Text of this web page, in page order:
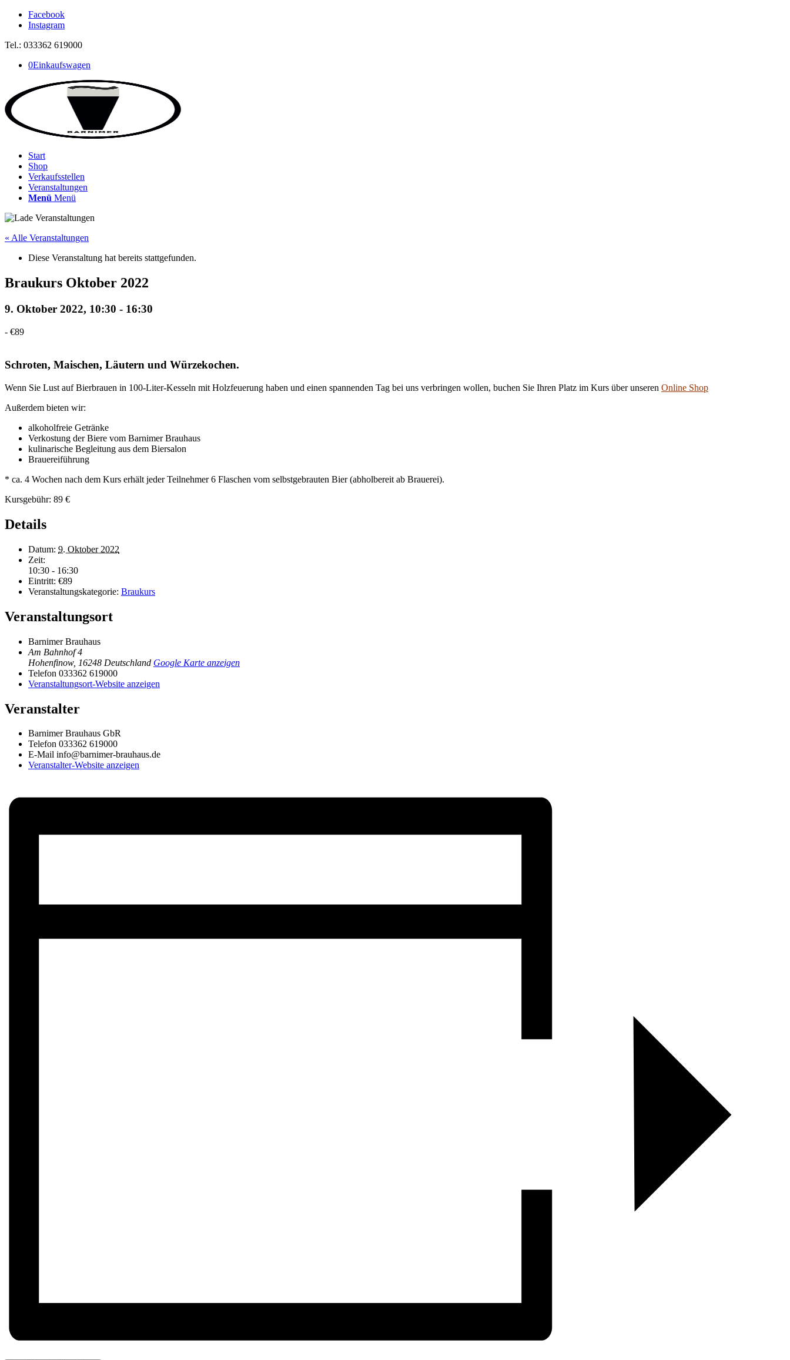
Facebook
Instagram
Tel.: 033362 619000
0Einkaufswagen
Start
Shop
Verkaufsstellen
Veranstaltungen
Menü Menü
« Alle Veranstaltungen
Diese Veranstaltung hat bereits stattgefunden.
Braukurs Oktober 2022
9. Oktober 2022, 10:30 - 16:30
- €89
Schroten, Maischen, Läutern und Würzekochen.
Wenn Sie Lust auf Bierbrauen in 100-Liter-Kesseln mit Holzfeuerung haben und einen spannenden Tag bei uns verbringen wollen, buchen Sie Ihren Platz im Kurs über unseren Online Shop
Außerdem bieten wir:
alkoholfreie Getränke
Verkostung der Biere vom Barnimer Brauhaus
kulinarische Begleitung aus dem Biersalon
Brauereiführung
* ca. 4 Wochen nach dem Kurs erhält jeder Teilnehmer 6 Flaschen vom selbstgebrauten Bier (abholbereit ab Brauerei).
Kursgebühr: 89 €
Details
Datum: 9. Oktober 2022
Zeit:
10:30 - 16:30
Eintritt: €89
Veranstaltungskategorie: Braukurs
Veranstaltungsort
Barnimer Brauhaus
Am Bahnhof 4
Hohenfinow, 16248 Deutschland Google Karte anzeigen
Telefon 033362 619000
Veranstaltungsort-Website anzeigen
Veranstalter
Barnimer Brauhaus GbR
Telefon 033362 619000
E-Mail info@barnimer-brauhaus.de
Veranstalter-Website anzeigen